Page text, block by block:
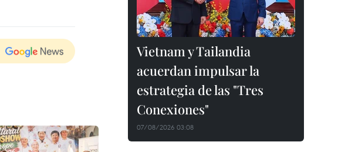
Vietnam y Tailandia
acuerdan impulsar la
estrategia de las "Tres
Conexiones"
07/08/2026 03:08